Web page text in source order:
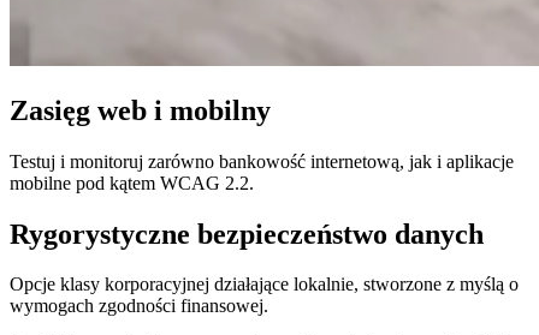
Zasięg web i mobilny
Testuj i monitoruj zarówno bankowość internetową, jak i aplikacje
mobilne pod kątem WCAG 2.2.
Rygorystyczne bezpieczeństwo danych
Opcje klasy korporacyjnej działające lokalnie, stworzone z myślą o
wymogach zgodności finansowej.